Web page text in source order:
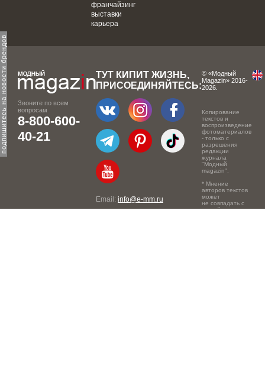
подпишитесь на новости брендов
франчайзинг
выставки
карьера
Звоните по всем
вопросам
8-800-600-
40-21
ТУТ КИПИТ ЖИЗНЬ,
ПРИСОЕДИНЯЙТЕСЬ:
Email: info@e-mm.ru
© «Модный
Magazin» 2016-
2026.
Копирование
текстов и
воспроизведение
фотоматериалов
- только с
разрешения
редакции
журнала
"Модный
magazin".
* Мнение
авторов текстов
может
не совпадать с
точкой зрения